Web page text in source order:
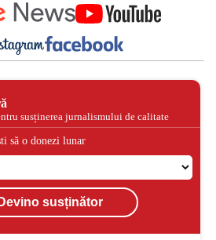
susținerea jurnalismului de calitate
să o donezi lunar
Devino susținător